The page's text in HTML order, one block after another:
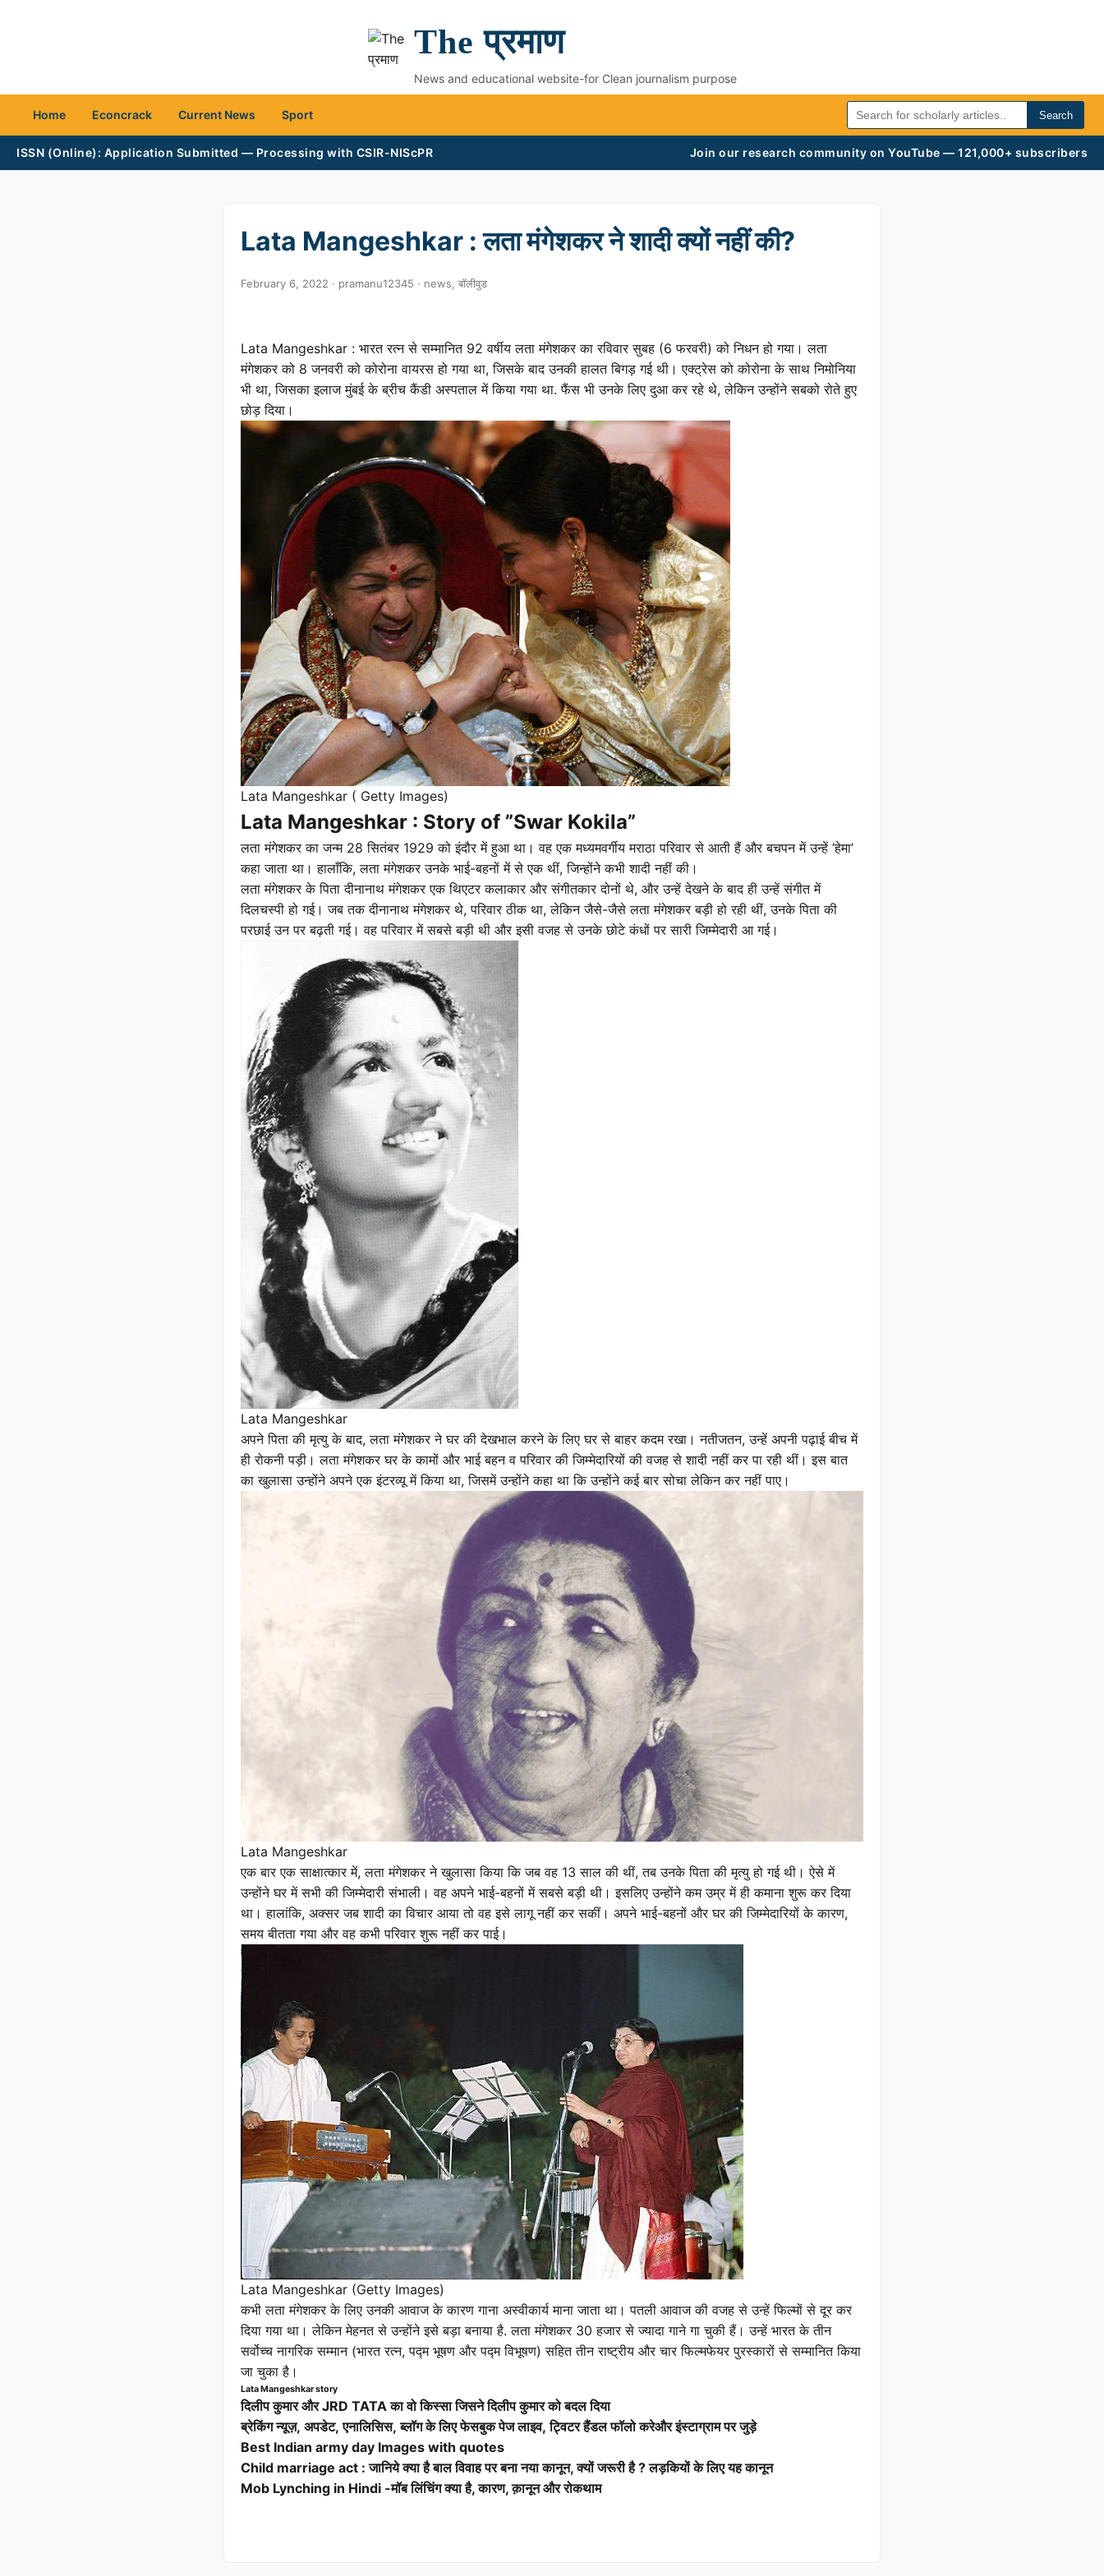
The प्रमाण
News and educational website-for Clean journalism purpose
Home Econcrack Current News Sport Search
ISSN (Online): Application Submitted — Processing with CSIR-NIScPR Join our research community on YouTube — 121,000+ subscribers
Lata Mangeshkar : लता मंगेशकर ने शादी क्यों नहीं की?
February 6, 2022 · pramanu12345 · news बॉलीवुड
Lata Mangeshkar : भारत रत्न से सम्मानित 92 वर्षीय लता मंगेशकर का रविवार सुबह (6 फरवरी) को निधन हो गया। लता
मंगेशकर को 8 जनवरी को कोरोना वायरस हो गया था, जिसके बाद उनकी हालत बिगड़ गई थी। एक्ट्रेस को कोरोना के साथ निमोनिया
भी था, जिसका इलाज मुंबई के ब्रीच कैंडी अस्पताल में किया गया था. फैंस भी उनके लिए दुआ कर रहे थे, लेकिन उन्होंने सबको रोते हुए
छोड़ दिया।
Lata Mangeshkar ( Getty Images)
Lata Mangeshkar : Story of ”Swar Kokila”
लता मंगेशकर का जन्म 28 सितंबर 1929 को इंदौर में हुआ था। वह एक मध्यमवर्गीय मराठा परिवार से आती हैं और बचपन में उन्हें ‘हेमा’
कहा जाता था। हालाँकि, लता मंगेशकर उनके भाई-बहनों में से एक थीं, जिन्होंने कभी शादी नहीं की।
लता मंगेशकर के पिता दीनानाथ मंगेशकर एक थिएटर कलाकार और संगीतकार दोनों थे, और उन्हें देखने के बाद ही उन्हें संगीत में
दिलचस्पी हो गई। जब तक दीनानाथ मंगेशकर थे, परिवार ठीक था, लेकिन जैसे-जैसे लता मंगेशकर बड़ी हो रही थीं, उनके पिता की
परछाई उन पर बढ़ती गई। वह परिवार में सबसे बड़ी थी और इसी वजह से उनके छोटे कंधों पर सारी जिम्मेदारी आ गई।
Lata Mangeshkar
अपने पिता की मृत्यु के बाद, लता मंगेशकर ने घर की देखभाल करने के लिए घर से बाहर कदम रखा। नतीजतन, उन्हें अपनी पढ़ाई बीच में
ही रोकनी पड़ी। लता मंगेशकर घर के कामों और भाई बहन व परिवार की जिम्मेदारियों की वजह से शादी नहीं कर पा रही थीं। इस बात
का खुलासा उन्होंने अपने एक इंटरव्यू में किया था, जिसमें उन्होंने कहा था कि उन्होंने कई बार सोचा लेकिन कर नहीं पाए।
Lata Mangeshkar
एक बार एक साक्षात्कार में, लता मंगेशकर ने खुलासा किया कि जब वह 13 साल की थीं, तब उनके पिता की मृत्यु हो गई थी। ऐसे में
उन्होंने घर में सभी की जिम्मेदारी संभाली। वह अपने भाई-बहनों में सबसे बड़ी थी। इसलिए उन्होंने कम उम्र में ही कमाना शुरू कर दिया
था। हालांकि, अक्सर जब शादी का विचार आया तो वह इसे लागू नहीं कर सकीं। अपने भाई-बहनों और घर की जिम्मेदारियों के कारण,
समय बीतता गया और वह कभी परिवार शुरू नहीं कर पाई।
Lata Mangeshkar (Getty Images)
कभी लता मंगेशकर के लिए उनकी आवाज के कारण गाना अस्वीकार्य माना जाता था। पतली आवाज की वजह से उन्हें फिल्मों से दूर कर
दिया गया था। लेकिन मेहनत से उन्होंने इसे बड़ा बनाया है. लता मंगेशकर 30 हजार से ज्यादा गाने गा चुकी हैं। उन्हें भारत के तीन
सर्वोच्च नागरिक सम्मान (भारत रत्न, पद्म भूषण और पद्म विभूषण) सहित तीन राष्ट्रीय और चार फिल्मफेयर पुरस्कारों से सम्मानित किया
जा चुका है।
Lata Mangeshkar story
दिलीप कुमार और JRD TATA का वो किस्सा जिसने दिलीप कुमार को बदल दिया
ब्रेकिंग न्यूज़, अपडेट, एनालिसिस, ब्लॉग के लिए फेसबुक पेज लाइव, ट्विटर हैंडल फॉलो करेऔर इंस्टाग्राम पर जुड़े
Best Indian army day Images with quotes
Child marriage act : जानिये क्या है बाल विवाह पर बना नया कानून, क्यों जरूरी है ? लड़कियों के लिए यह कानून
Mob Lynching in Hindi -मॉब लिंचिंग क्या है, कारण, क़ानून और रोकथाम